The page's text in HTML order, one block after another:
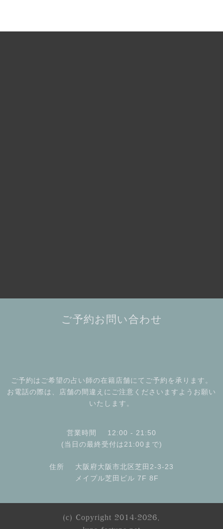
ご予約お問い合わせ
ご予約はご希望の占い師の在籍店舗にてご予約を承ります。
お電話の際は、店舗の間違えにご注意くださいますようお願い
いたします。
営業時間
12:00 - 21:50
(当日の最終受付は21:00まで)
住所
大阪府大阪市北区芝田2-3-23
メイプル芝田ビル 7F 8F
(c) Copyright 2014-2026,